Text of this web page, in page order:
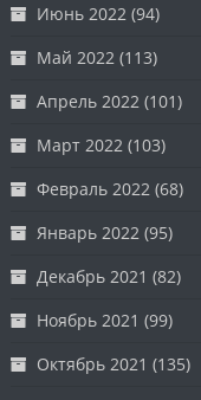
Июнь 2022 (94)
Май 2022 (113)
Апрель 2022 (101)
Март 2022 (103)
Февраль 2022 (68)
Январь 2022 (95)
Декабрь 2021 (82)
Ноябрь 2021 (99)
Октябрь 2021 (135)